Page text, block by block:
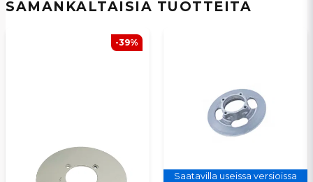
SAMANKALTAISIA ​​TUOTTEITA
-39%
Saatavilla useissa versioissa
Kyllä, voit julkaista kysymykseni
Lähetä kysymys